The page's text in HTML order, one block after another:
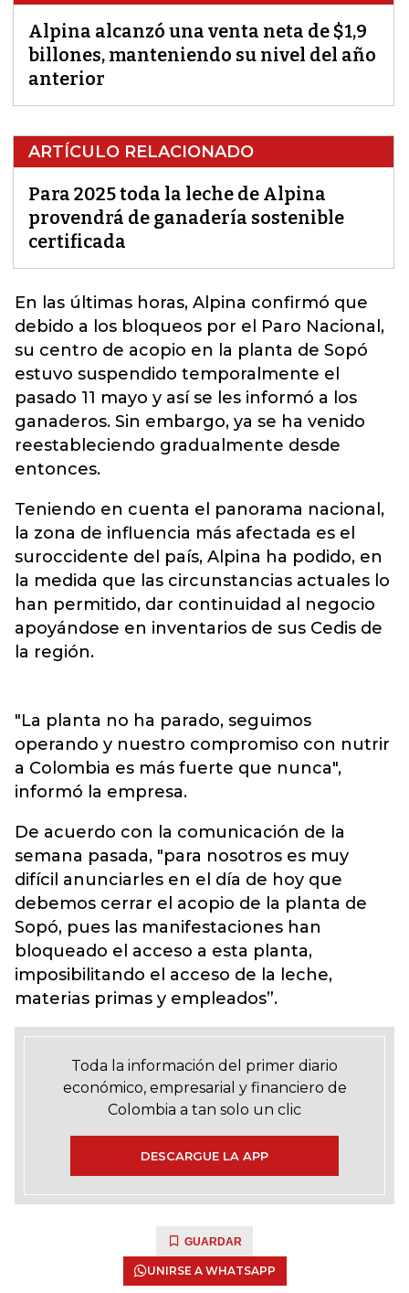
Alpina alcanzó una venta neta de $1,9
billones, manteniendo su nivel del año
anterior
ARTÍCULO RELACIONADO
Para 2025 toda la leche de Alpina
provendrá de ganadería sostenible
certificada
En las últimas horas, Alpina confirmó que
debido a los bloqueos por el Paro Nacional,
su centro de acopio en la planta de Sopó
estuvo suspendido temporalmente el
pasado 11 mayo y así se les informó a los
ganaderos. Sin embargo, ya se ha venido
reestableciendo gradualmente desde
entonces.
Teniendo en cuenta el panorama nacional,
la zona de influencia más afectada es el
suroccidente del país, Alpina ha podido, en
la medida que las circunstancias actuales lo
han permitido, dar continuidad al negocio
apoyándose en inventarios de sus Cedis de
la región.
"La planta no ha parado, seguimos
operando y nuestro compromiso con nutrir
a Colombia es más fuerte que nunca",
informó la empresa.
De acuerdo con la comunicación de la
semana pasada, "para nosotros es muy
difícil anunciarles en el día de hoy que
debemos cerrar el acopio de la planta de
Sopó, pues las manifestaciones han
bloqueado el acceso a esta planta,
imposibilitando el acceso de la leche,
materias primas y empleados”.
Toda la información del primer diario
económico, empresarial y financiero de
Colombia a tan solo un clic
DESCARGUE LA APP
GUARDAR
UNIRSE A WHATSAPP